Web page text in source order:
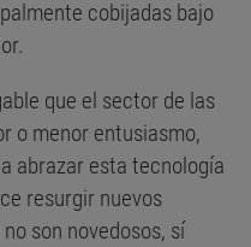
cobijadas bajo
que el sector de las
o menor entusiasmo,
abrazar esta tecnología
resurgir nuevos
son novedosos, sí